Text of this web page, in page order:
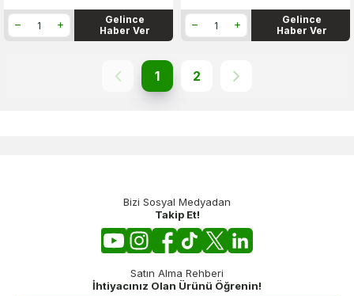
Gelince
Haber Ver
Gelince
Haber Ver
1 2
Bizi Sosyal Medyadan
Takip Et!
Satın Alma Rehberi
İhtiyacınız Olan Ürünü Öğrenin!